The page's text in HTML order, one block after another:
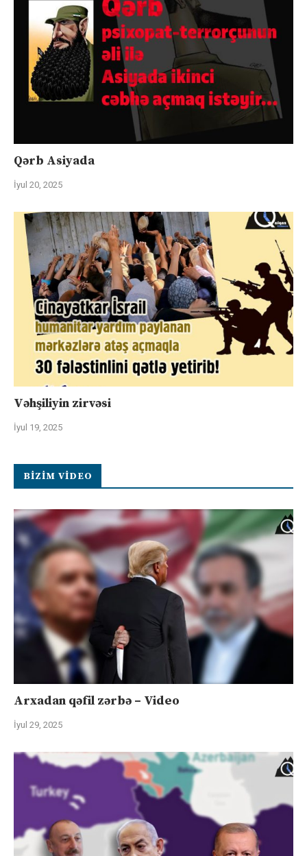
Qərb Asiyada
İyul 20, 2025
Vəhşiliyin zirvəsi
İyul 19, 2025
BIZIM VIDEO
Arxadan qəfil zərbə – Video
İyul 29, 2025